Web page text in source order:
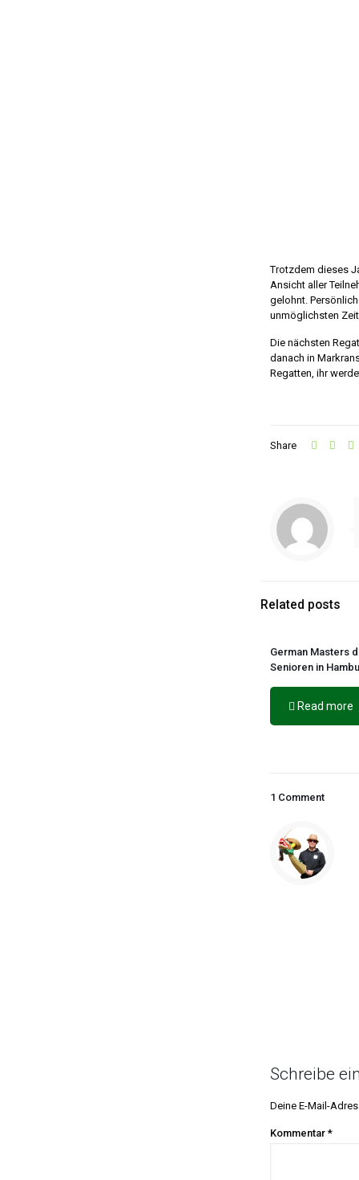
Trotzdem dieses
Ansicht aller
gelohnt.
unmöglichsten
Die nächsten
danach in
Regatten, ihr
Share
Related posts
German Masters
Senioren in
Read more
1 Comment
Schreibe
Deine E-Mail-
Kommentar *